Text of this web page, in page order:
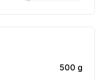
500 g